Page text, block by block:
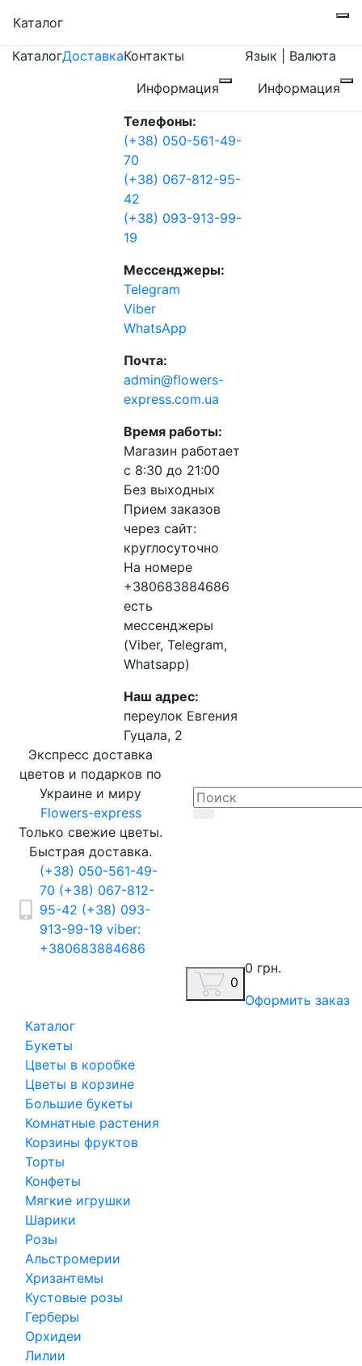
Каталог
КаталогДоставкаКонтакты
Информация
Телефоны:
(+38) 050-561-49-
70
(+38) 067-812-95-
42
(+38) 093-913-99-
19
Мессенджеры:
Telegram
Viber
WhatsApp
Почта:
admin@flowers-
express.com.ua
Время работы:
Магазин работает
с 8:30 до 21:00
Без выходных
Прием заказов
через сайт:
круглосуточно
На номере
+380683884686
есть
мессенджеры
(Viber, Telegram,
Whatsapp)
Наш адрес:
переулок Евгения
Гуцала, 2
Язык | Валюта
Информация
Экспресс доставка
цветов и подарков по
Украине и миру
Flowers-express
Только свежие цветы.
Быстрая доставка.
(+38) 050-561-49-
70 (+38) 067-812-
95-42 (+38) 093-
913-99-19 viber:
+380683884686
0
0 грн.
Оформить заказ
Каталог
Букеты
Цветы в коробке
Цветы в корзине
Большие букеты
Комнатные растения
Корзины фруктов
Торты
Конфеты
Мягкие игрушки
Шарики
Розы
Альстромерии
Хризантемы
Кустовые розы
Герберы
Орхидеи
Лилии